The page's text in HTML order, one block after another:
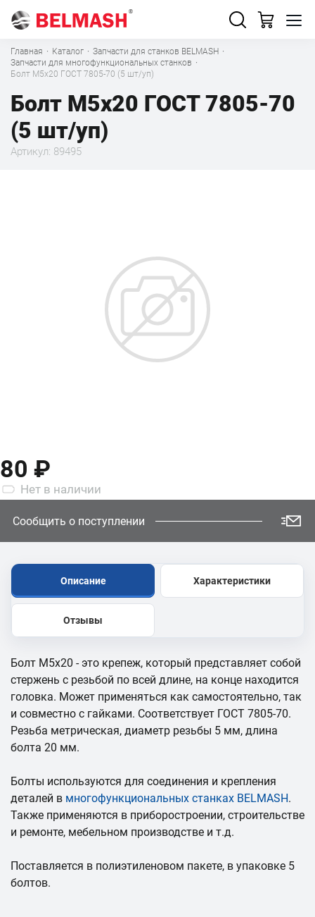
Главная · Каталог · Запчасти для станков BELMASH ·
Запчасти для многофункциональных станков ·
Болт М5х20 ГОСТ 7805-70 (5 шт/уп)
Болт М5х20 ГОСТ 7805-70
(5 шт/уп)
Артикул: 89495
80 ₽
Нет в наличии
Сообщить о поступлении
Описание Характеристики
Отзывы
Болт М5х20 - это крепеж, который представляет собой
стержень с резьбой по всей длине, на конце находится
головка. Может применяться как самостоятельно, так
и совместно с гайками. Соответствует ГОСТ 7805-70.
Резьба метрическая, диаметр резьбы 5 мм, длина
болта 20 мм.
Болты используются для соединения и крепления
деталей в многофункциональных станках BELMASH.
Также применяются в приборостроении, строительстве
и ремонте, мебельном производстве и т.д.
Поставляется в полиэтиленовом пакете, в упаковке 5
болтов.